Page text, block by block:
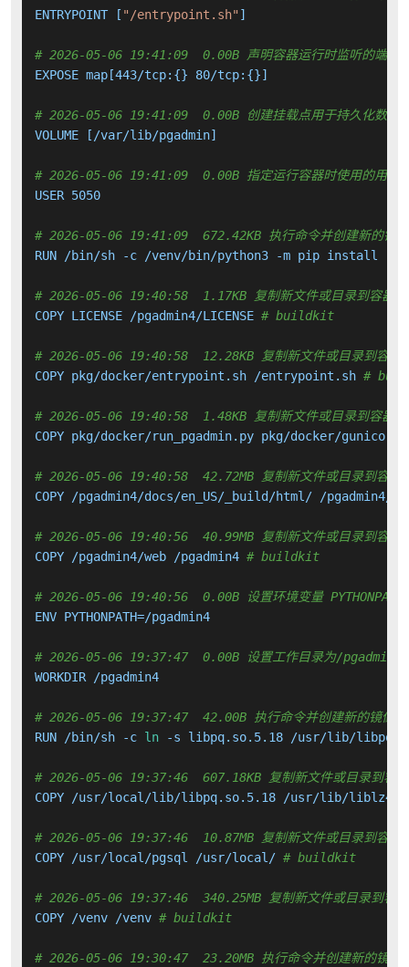
ENTRYPOINT [ "/entrypoint.sh" ]
# 2026-05-06 19:41:09  0.00B 声明容器运行时监听的端口
EXPOSE map[443/tcp:{} 80/tcp:{}]
# 2026-05-06 19:41:09  0.00B 创建挂载点用于持久化数据
VOLUME [/var/lib/pgadmin]
# 2026-05-06 19:41:09  0.00B 指定运行容器时使用的用户
USER 5050
# 2026-05-06 19:41:09  672.42KB 执行命令并创建新的镜
RUN /bin/sh -c /venv/bin/python3 -m pip install
# 2026-05-06 19:40:58  1.17KB 复制新文件或目录到容器中
COPY LICENSE /pgadmin4/LICENSE # buildkit
# 2026-05-06 19:40:58  12.28KB 复制新文件或目录到容器
COPY pkg/docker/entrypoint.sh /entrypoint.sh #
# 2026-05-06 19:40:58  1.48KB 复制新文件或目录到容器中
COPY pkg/docker/run_pgadmin.py pkg/docker/
# 2026-05-06 19:40:58  42.72MB 复制新文件或目录到容器
COPY /pgadmin4/docs/en_US/_build/html/ /pgadmin4/
# 2026-05-06 19:40:56  40.99MB 复制新文件或目录到容器
COPY /pgadmin4/web /pgadmin4 # buildkit
# 2026-05-06 19:40:56  0.00B 设置环境变量 PYTHONPATH
ENV PYTHONPATH=/pgadmin4
# 2026-05-06 19:37:47  0.00B 设置工作目录为/pgadmin4
WORKDIR /pgadmin4
# 2026-05-06 19:37:47  42.00B 执行命令并创建新的镜像层
RUN /bin/sh -c ln -s libpq.so.5.18 /usr/lib/
# 2026-05-06 19:37:46  607.18KB 复制新文件或目录到容
COPY /usr/local/lib/libpq.so.5.18 /usr/lib/
# 2026-05-06 19:37:46  10.87MB 复制新文件或目录到容器
COPY /usr/local/pgsql /usr/local/ # buildkit
# 2026-05-06 19:37:46  340.25MB 复制新文件或目录到容
COPY /venv /venv # buildkit
# 2026-05-06 19:30:47  23.20MB 执行命令并创建新的镜像